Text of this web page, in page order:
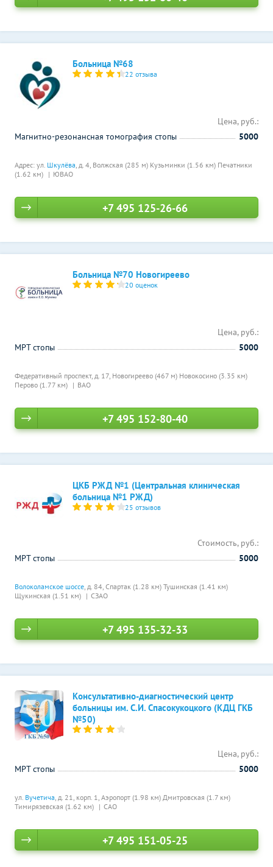
Больница №68
22 отзыва
Адрес: ул. Шкулёва, д. 4, Волжская (285 м) Кузьминки (1.56 км) Печатники
(1.62 км)
ЮВАО
Цена, руб.:
Магнитно-резонансная томография стопы
5000
+7 495 125-26-66
Больница №70 Новогиреево
20 оценок
Федеративный проспект, д. 17, Новогиреево (467 м) Новокосино (3.35 км)
Перово (1.77 км)
ВАО
Цена, руб.:
МРТ стопы
5000
+7 495 152-80-40
ЦКБ РЖД №1 (Центральная клиническая
больница №1 РЖД)
25 отзывов
Волоколамское шоссе, д. 84, Спартак (1.28 км) Тушинская (1.41 км)
Щукинская (1.51 км)
СЗАО
Стоимость, руб.:
МРТ стопы
5000
+7 495 135-32-33
Консультативно-диагностический центр
больницы им. С.И. Спасокукоцкого (КДЦ ГКБ
№50)
ул. Вучетича, д. 21, корп. 1, Аэропорт (1.98 км) Дмитровская (1.7 км)
Тимирязевская (1.62 км)
САО
Цена, руб.:
МРТ стопы
5000
+7 495 151-05-25